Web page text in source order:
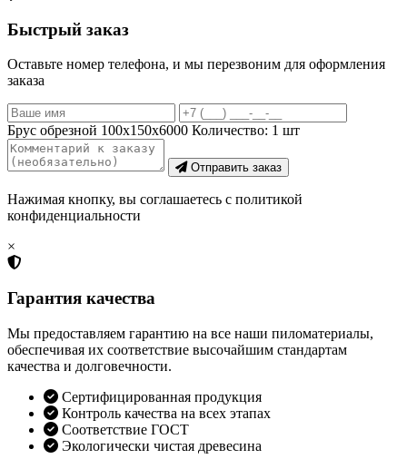
Быстрый заказ
Оставьте номер телефона, и мы перезвоним для оформления
заказа
Брус обрезной 100х150х6000 Количество: 1 шт
Отправить заказ
Нажимая кнопку, вы соглашаетесь с политикой
конфиденциальности
×
Гарантия качества
Мы предоставляем гарантию на все наши пиломатериалы,
обеспечивая их соответствие высочайшим стандартам
качества и долговечности.
Сертифицированная продукция
Контроль качества на всех этапах
Соответствие ГОСТ
Экологически чистая древесина